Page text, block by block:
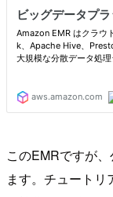
このEMRですが
ます。チュート